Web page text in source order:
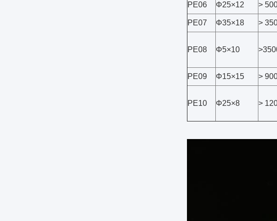
PE06 Φ25×12 >
PE07 Φ35×18 >
PE08 Φ5×10
PE09 Φ15×15 >
PE10 Φ25×8 >